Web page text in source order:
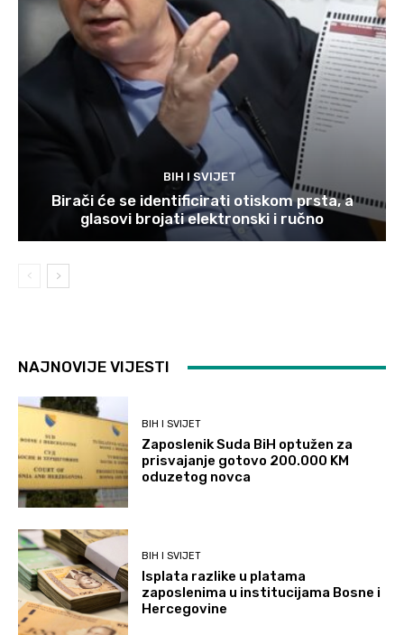
BIH I SVIJET
Birači će se identificirati otiskom prsta, a
glasovi brojati elektronski i ručno
NAJNOVIJE VIJESTI
BIH I SVIJET
Zaposlenik Suda BiH optužen za
prisvajanje gotovo 200.000 KM
oduzetog novca
BIH I SVIJET
Isplata razlike u platama
zaposlenima u institucijama Bosne i
Hercegovine